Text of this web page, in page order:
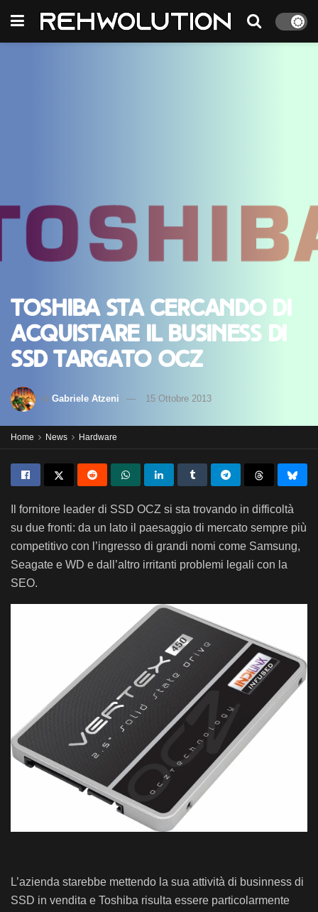
Toshiba sta cercando di
acquistare il business di
SSD targato OCZ
di Gabriele Atzeni 15 Ottobre 2013
Home News Hardware
Il fornitore leader di SSD OCZ si sta trovando in difficoltà
su due fronti: da un lato il paesaggio di mercato sempre più
competitivo con l’ingresso di grandi nomi come Samsung,
Seagate e WD e dall’altro irritanti problemi legali con la
SEO.
L’azienda starebbe mettendo la sua attività di businness di
SSD in vendita e Toshiba risulta essere particolarmente